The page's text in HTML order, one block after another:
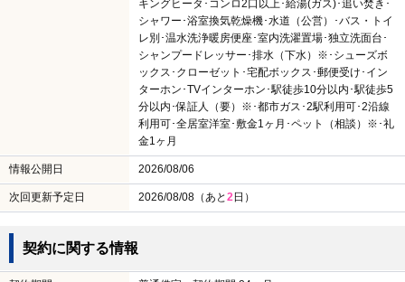
キングヒータ･コンロ2口以上･給湯(ガス)･追い焚き･
シャワー･浴室換気乾燥機･水道（公営）･バス・トイ
レ別･温水洗浄暖房便座･室内洗濯置場･独立洗面台･
シャンプードレッサー･排水（下水）※･シューズボ
ックス･クローゼット･宅配ボックス･郵便受け･イン
ターホン･TVインターホン･駅徒歩10分以内･駅徒歩5
分以内･保証人（要）※･都市ガス･2駅利用可･2沿線
利用可･全居室洋室･敷金1ヶ月･ペット（相談）※･礼
金1ヶ月
情報公開日 2026/08/06
次回更新予定日 2026/08/08（あと2日）
契約に関する情報